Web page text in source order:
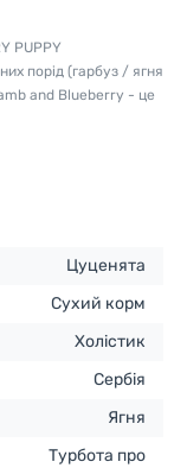
PUPPY
порід (гарбуз / ягня
and Blueberry - це
Цуценята
Сухий корм
Холістик
Сербія
Ягня
Турбота про